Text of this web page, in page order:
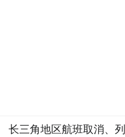
space services.”
长三角地区航班取消、